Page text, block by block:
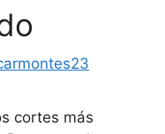
cortes más